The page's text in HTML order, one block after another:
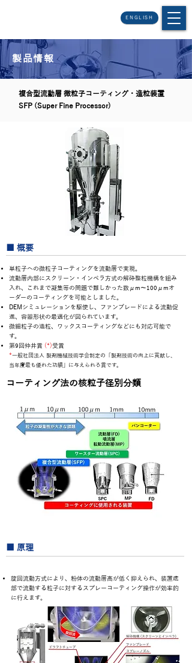
ENGLISH
製品情報
複合型流動層 微粒子コーティング・造粒装置
SFP (Super Fine Processor)
■ 概要
単粒子への微粒子コーティングを流動層で実現。
流動層内部にスクリーン・インペラ方式の解砕整粒機構を組み
入れ、これまで凝集等の問題で難しかった数μm～100μmオ
ーダーのコーティングを可能としました。
DEMシミュレーションを駆使し、ファンブレードによる流動促
進、容器形状の最適化が図られています。
微細粒子の造粒、ワックスコーティングなどにも対応可能で
す。
第9回仲井賞 (*)受賞
*一般社団法人 製剤機械技術学会制定の「製剤技術の向上に貢献し、
当年度最も優れた功績」に与えられる賞です。
コーティング法の核粒子径別分類
■ 原理
旋回流動方式により、粉体の流動層高が低く抑えられ、装置底
部で流動する粒子に対するスプレーコーティング操作が効率的
に行えます。